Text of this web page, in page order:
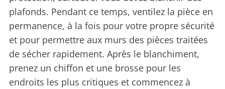
plafonds. Pendant ce temps, ventilez la pièce en
permanence, à la fois pour votre propre sécurité
et pour permettre aux murs des pièces traitées
de sécher rapidement. Après le blanchiment,
prenez un chiffon et une brosse pour les
endroits les plus critiques et commencez à